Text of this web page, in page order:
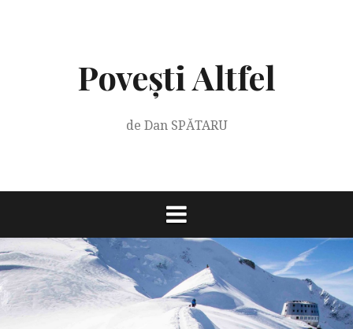
Povești Altfel
de Dan SPĂTARU